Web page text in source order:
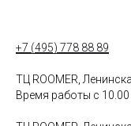
+7 (495) 778 88 89
ТЦ ROOMER,
Время работы с 10.00